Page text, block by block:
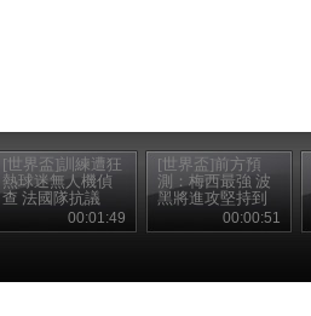
[世界盃]訓練遭狂
熱球迷無人機偵
查 法國隊抗議
00:01:49
[世界盃]前方預
測：梅西最強 波
黑將進攻堅持到
00:00:51